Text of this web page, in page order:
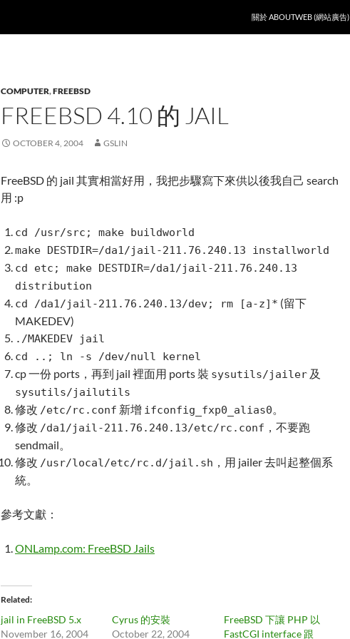
關於 ABOUTWEB (網站廣告)
COMPUTER,FREEBSD
FREEBSD 4.10 的 JAIL
OCTOBER 4, 2004 GSLIN
FreeBSD 的 jail 其實相當好用，我把步驟寫下來供以後我自己 search
用 :p
cd /usr/src; make buildworld
make DESTDIR=/da1/jail-211.76.240.13 installworld
cd etc; make DESTDIR=/da1/jail-211.76.240.13
distribution
cd /da1/jail-211.76.240.13/dev; rm [a-z]* (留下
MAKEDEV)
./MAKEDEV jail
cd ..; ln -s /dev/null kernel
cp 一份 ports，再到 jail 裡面用 ports 裝 sysutils/jailer 及
sysutils/jailutils
修改 /etc/rc.conf 新增 ifconfig_fxp0_alias0。
修改 /da1/jail-211.76.240.13/etc/rc.conf ，不要跑
sendmail。
修改 /usr/local/etc/rc.d/jail.sh ，用 jailer 去叫起整個系
統。
參考文獻：
ONLamp.com: FreeBSD Jails
Related
jail in FreeBSD 5.x
November 16, 2004
Cyrus 的安裝
October 22, 2004
FreeBSD 下讓 PHP 以
FastCGI interface 跟